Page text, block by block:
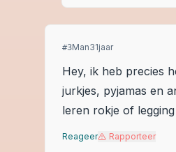
#3Man31jaar
Hey, ik heb precies
jurkjes, pyjamas en
leren rokje of
Reageer Rapporteer